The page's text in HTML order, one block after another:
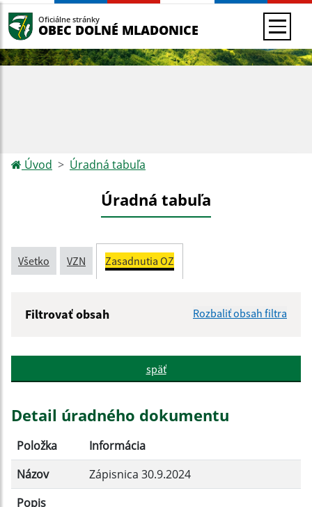
Oficiálne stránky
OBEC DOLNÉ MLADONICE
Úvod Úradná tabuľa
Úradná tabuľa
Všetko VZN Zasadnutia OZ
Filtrovať obsah Rozbaliť obsah filtra
Popis:
Dátum zverejnenia do:
späť
Detail úradného dokumentu
Položka
Informácia
Názov
Zápisnica 30.9.2024
Popis